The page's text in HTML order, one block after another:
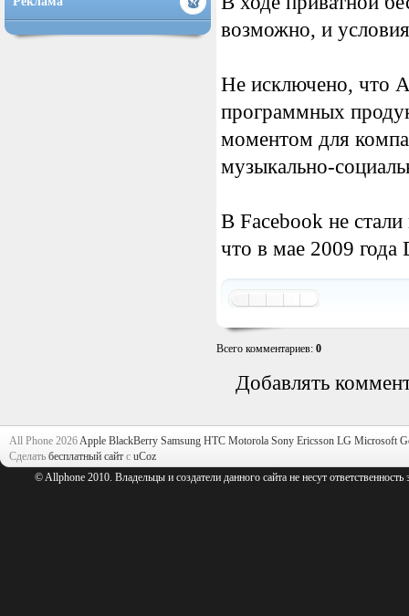
возможно, и
Не исключено, что
программных
моментом для
музыкально-
В Facebook не
что в мае 2009
Всего комментариев: 0
Добавлять
All Phone 2026Apple BlackBerry Samsung HTC Motorola Sony Ericsson LG Microsoft
Сделать бесплатный сайт с uCoz
© Allphone 2010. Владельцы и создатели данного сайта не несут